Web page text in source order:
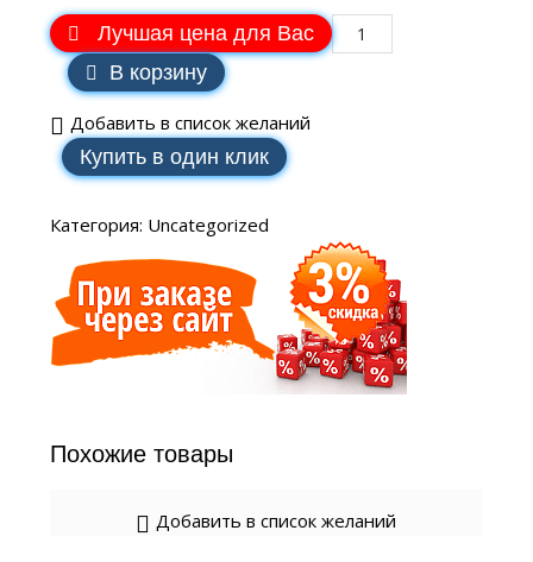
Лучшая цена для Вас
В корзину
Добавить в список желаний
Купить в один клик
Категория: Uncategorized
Похожие товары
Добавить в список желаний